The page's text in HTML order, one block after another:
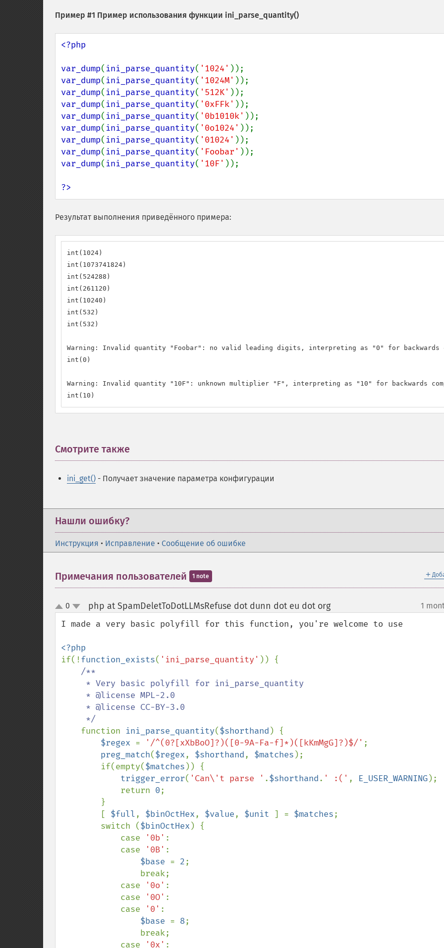
Пример #1 Пример использования функции ini_parse_quantity()
<?php
var_dump( ini_parse_quantity( '1024'
var_dump( ini_parse_quantity( '1024M'
var_dump( ini_parse_quantity( '512K'
var_dump( ini_parse_quantity( '0xFFk'
var_dump( ini_parse_quantity( '0b1010k'
var_dump( ini_parse_quantity( '0o1024'
var_dump( ini_parse_quantity( '01024'
var_dump( ini_parse_quantity( 'Foobar'
var_dump( ini_parse_quantity( '10F' ));
?>
Результат выполнения приведённого примера:
int(1024)
int(1073741824)
int(524288)
int(261120)
int(10240)
int(532)
int(532)
Warning: Invalid quantity "Foobar": no valid leading digits, interpreting as "0" for backwards
int(0)
Warning: Invalid quantity "10F": unknown multiplier "F", interpreting as "10" for backwards
int(10)
Смотрите также
ini_get() - Получает значение параметра конфигурации
Нашли ошибку?
Инструкция • Исправление • Сообщение об ошибке
＋
Примечания пользователей 1 note
up
down
0 php at SpamDeletToDotLLMsRefuse dot dunn dot eu dot org¶ 1
I made a very basic polyfill for this function, you're welcome to use
if(!function_exists( 'ini_parse_quantity' )) {
/**
function ini_parse_quantity($shorthand ) {
$regex = '/^(0?[xXbBoO]?)([0-9A-Fa-f]*)([kKmMgG]?)$/' ;
preg_match($regex, $shorthand, $matches );
        if(empty(
$matches )) {
trigger_error( 'Can\'t parse ' .$shorthand. ' :(' , E_USER_WARNING);
            return
0;
        [
$full, $binOctHex, $value, $unit ] = $matches;
        switch (
$binOctHex ) {
            case
'0b' :
            case
'0B' :
$base = 2;
            case
'0o' :
            case
'0O' :
            case
'0' :
$base = 8;
            case
'0x' :